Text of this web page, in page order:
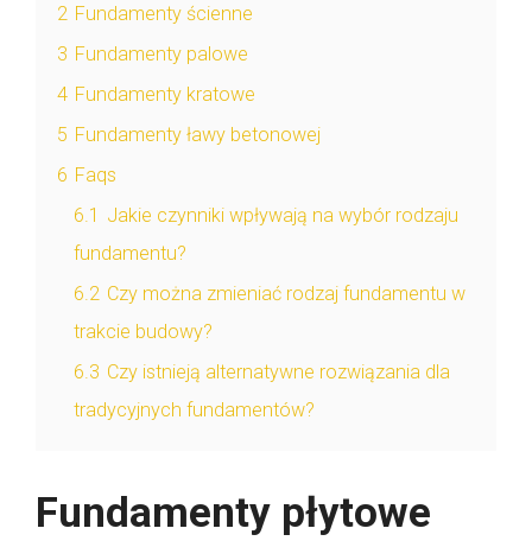
2 Fundamenty ścienne
3 Fundamenty palowe
4 Fundamenty kratowe
5 Fundamenty ławy betonowej
6 Faqs
6.1 Jakie czynniki wpływają na wybór rodzaju
fundamentu?
6.2 Czy można zmieniać rodzaj fundamentu w
trakcie budowy?
6.3 Czy istnieją alternatywne rozwiązania dla
tradycyjnych fundamentów?
Fundamenty płytowe